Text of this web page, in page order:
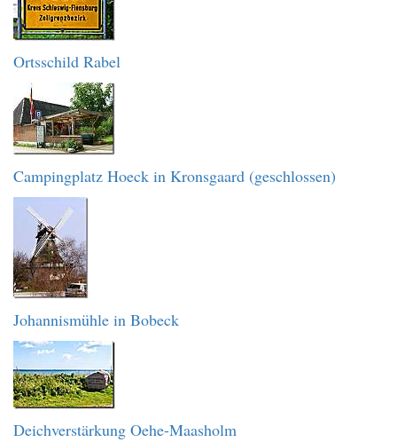
Ortsschild Rabel
Campingplatz Hoeck in Kronsgaard (geschlossen)
Johannismühle in Bobeck
Deichverstärkung Oehe-Maasholm